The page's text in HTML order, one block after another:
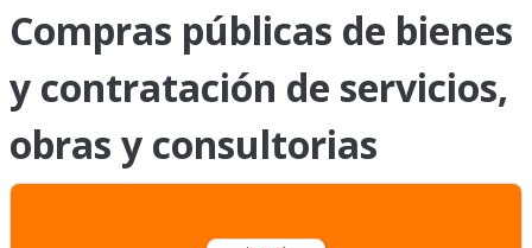
Compras públicas de bienes
y contratación de servicios,
obras y consultorias